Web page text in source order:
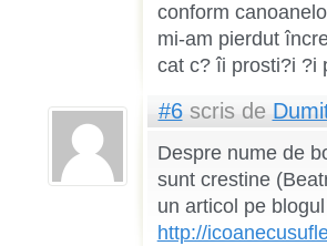
conform
mi-am pierdut
cat c? îi prosti?i ?i
#6scris de
Despre nume de
sunt crestine
un articol pe
http://